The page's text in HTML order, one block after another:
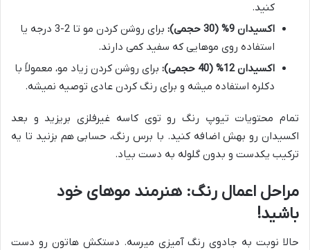
کنید.
اکسیدان 9% (30 حجمی):
برای روشن کردن مو تا 2-3 درجه یا
استفاده روی موهایی که سفید کمی دارند.
اکسیدان 12% (40 حجمی):
برای روشن کردن زیاد مو، معمولاً با
دکلره استفاده میشه و برای رنگ کردن عادی توصیه نمیشه.
تمام محتویات تیوپ رنگ رو توی کاسه غیرفلزی بریزید و بعد
اکسیدان رو بهش اضافه کنید. با برس رنگ، حسابی هم بزنید تا یه
ترکیب یکدست و بدون گلوله به دست بیاد.
مراحل اعمال رنگ: هنرمند موهای خود
باشید!
حالا نوبت به جادوی رنگ آمیزی میرسه. دستکش هاتون رو دست